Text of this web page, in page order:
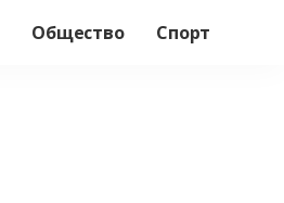
Общество Спорт